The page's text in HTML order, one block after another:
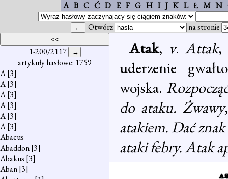
A B C Ć D E F G H I J K L Ł M N
Otwórz na stronie
1-200/2117
artykuły hasłowe: 1759
A[3]
A[3]
A[3]
A[3]
A[3]
A[3]
Abacus
Abaddon[3]
Abakus [3]
Aban[3]
Atak, v.Attak,
uderzenie
wojska.
do ataku. Żwawy,
atakiem. Dać
ataki febry. Atak